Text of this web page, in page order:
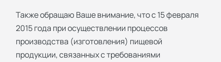
Также обращаю Ваше внимание, что с 15 февраля
2015 года при осуществлении процессов
производства (изготовления) пищевой
продукции, связанных с требованиями